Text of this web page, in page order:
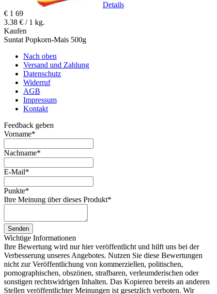
Details
€ 1 69
3.38 € / 1 kg.
Kaufen
Suntat Popkorn-Mais 500g
Nach oben
Versand und Zahlung
Datenschutz
Widerruf
AGB
Impressum
Kontakt
Feedback geben
Vorname*
Nachname*
E-Mail*
Punkte*
Ihre Meinung über dieses Produkt*
Senden
Wichtige Informationen
Ihre Bewertung wird nur hier veröffentlicht und hilft uns bei der
Verbesserung unseres Angebotes. Nutzen Sie diese Bewertungen
nicht zur Veröffentlichung von kommerziellen, politischen,
pornographischen, obszönen, strafbaren, verleumderischen oder
sonstigen rechtswidrigen Inhalten. Das Kopieren bereits an anderen
Stellen veröffentlichter Meinungen ist gesetzlich verboten. Wir